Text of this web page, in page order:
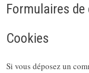
Formulaires
Cookies
Si vous déposez un